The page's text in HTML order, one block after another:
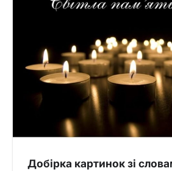
Добірка картинок зі